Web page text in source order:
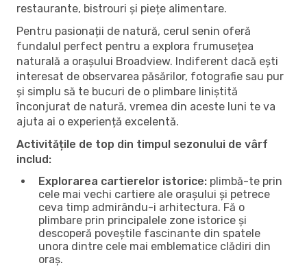
restaurante, bistrouri și piețe alimentare.
Pentru pasionații de natură, cerul senin oferă
fundalul perfect pentru a explora frumusețea
naturală a orașului Broadview. Indiferent dacă ești
interesat de observarea păsărilor, fotografie sau pur
și simplu să te bucuri de o plimbare liniștită
înconjurat de natură, vremea din aceste luni te va
ajuta ai o experiență excelentă.
Activitățile de top din timpul sezonului de vârf
includ:
Explorarea cartierelor istorice: plimbă-te prin
cele mai vechi cartiere ale orașului și petrece
ceva timp admirându-i arhitectura. Fă o
plimbare prin principalele zone istorice și
descoperă poveștile fascinante din spatele
unora dintre cele mai emblematice clădiri din
oraș.